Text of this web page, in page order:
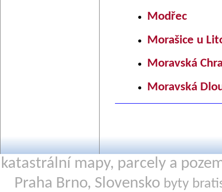
Modřec
Morašice u
Moravská
Moravská
katastrální mapy, parcely a
Praha Brno, Slovensko byty